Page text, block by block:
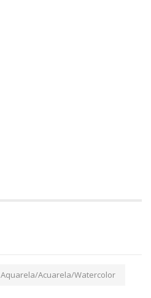
Aquarela/Acuarela/Watercolor